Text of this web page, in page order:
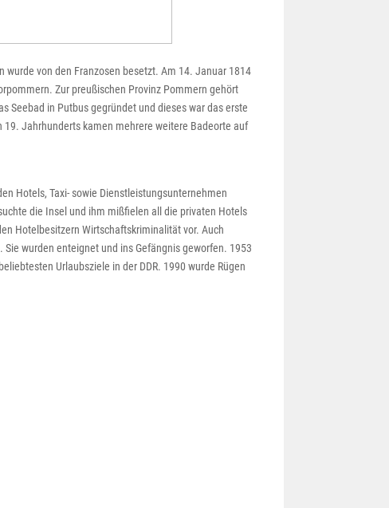
wurde von den Franzosen besetzt. Am 14. Januar 1814
Zur preußischen Provinz Pommern gehört
Seebad in Putbus gegründet und dieses war das erste
Jahrhunderts kamen mehrere weitere Badeorte auf
Hotels, Taxi- sowie Dienstleistungsunternehmen
die Insel und ihm mißfielen all die privaten Hotels
Hotelbesitzern Wirtschaftskriminalität vor. Auch
wurden enteignet und ins Gefängnis geworfen. 1953
Urlaubsziele in der DDR. 1990 wurde Rügen